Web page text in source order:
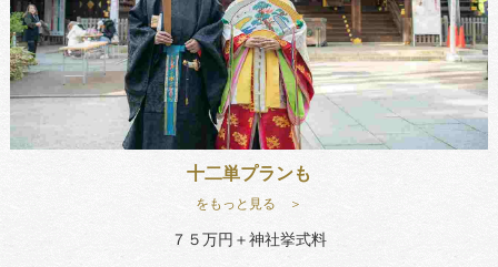
十二単プランも
をもっと見る ＞
７５万円＋神社挙式料